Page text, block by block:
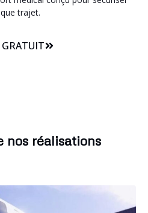
trajet.
GRATUIT
nos réalisations